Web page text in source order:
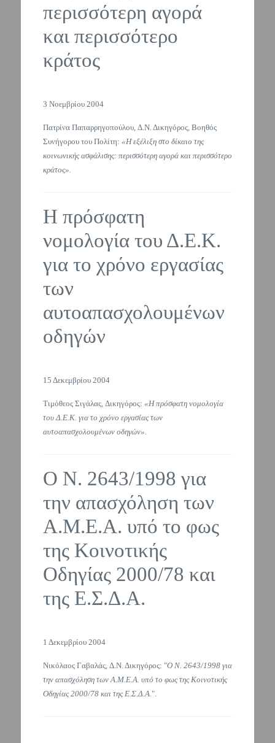
περισσότερη αγορά
και περισσότερο
κράτος
3 Νοεμβρίου 2004
Πατρίνα Παπαρρηγοπούλου, Δ.Ν. Δικηγόρος, Βοηθός
Συνήγορου του Πολίτη: «Η εξέλιξη στο δίκαιο της
κοινωνικής ασφάλισης: περισσότερη αγορά και περισσότερο
κράτος».
Η πρόσφατη
νομολογία του Δ.Ε.Κ.
για το χρόνο εργασίας
των
αυτοαπασχολουμένων
οδηγών
15 Δεκεμβρίου 2004
Τιμόθεος Σιγάλας, Δικηγόρος: «Η πρόσφατη νομολογία
του Δ.Ε.Κ. για το χρόνο εργασίας των
αυτοαπασχολουμένων οδηγών».
Ο Ν. 2643/1998 για
την απασχόληση των
Α.Μ.Ε.Α. υπό το φως
της Κοινοτικής
Οδηγίας 2000/78 και
της Ε.Σ.Δ.Α.
1 Δεκεμβρίου 2004
Νικόλαος Γαβαλάς, Δ.Ν. Δικηγόρος: "Ο Ν. 2643/1998 για
την απασχόληση των Α.Μ.Ε.Α. υπό το φως της Κοινοτικής
Οδηγίας 2000/78 και της Ε.Σ.Δ.Α. ".